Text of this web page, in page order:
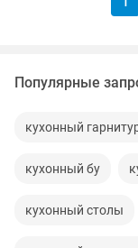
Популярные
кухонный
кухонный бу
кухонный столы